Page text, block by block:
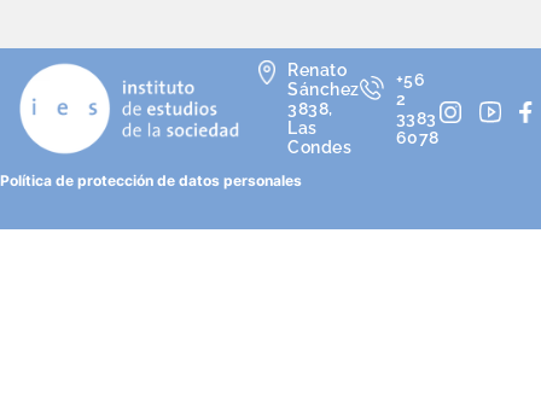
Renato
Sánchez
3838,
Las
Condes
+56
2
3383
6078
Política de protección de datos personales